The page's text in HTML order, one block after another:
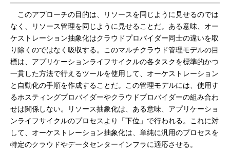
このアプローチの目的は、リソースを同じように見せるのでは
なく、リソース管理を同じように見せることだ。ある意味、オー
ケストレーション抽象化はクラウドプロバイダー同士の違いを取
り除くのではなく吸収する。このマルチクラウド管理モデルの目
標は、アプリケーションライフサイクルの各タスクを標準的かつ
一貫した方法で行えるツールを使用して、オーケストレーション
と自動化の手順を作成することだ。この管理モデルには、使用す
るホスティングプロバイダーやクラウドプロバイダーの組み合わ
せは関係しない。リソース抽象化は、ある意味、アプリケーショ
ンライフサイクルのプロセスより「下位」で行われる。これに対
して、オーケストレーション抽象化は、単純に汎用のプロセスを
特定のクラウドやデータセンターインフラに適応させる。